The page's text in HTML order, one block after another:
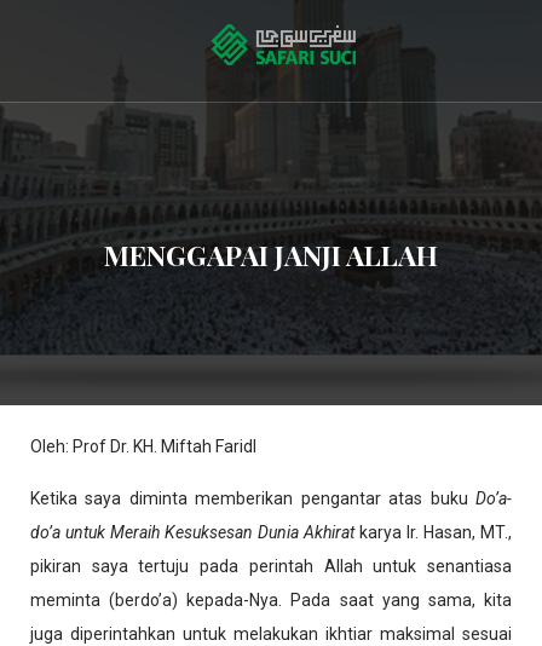
MENGGAPAI JANJI ALLAH
Oleh: Prof Dr. KH. Miftah Faridl
Ketika saya diminta memberikan pengantar atas buku Do’a-
do’a untuk Meraih Kesuksesan Dunia Akhirat karya Ir. Hasan, MT.,
pikiran saya tertuju pada perintah Allah untuk senantiasa
meminta (berdo’a) kepada-Nya. Pada saat yang sama, kita
juga diperintahkan untuk melakukan ikhtiar maksimal sesuai